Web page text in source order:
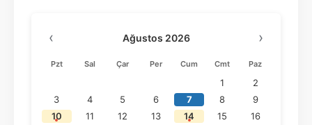
‹ Ağustos 2026 ›
Pzt Sal Çar Per Cum Cmt Paz
1
2
3
4 5 6 7 8
9
10
11 12 13 14 15
16